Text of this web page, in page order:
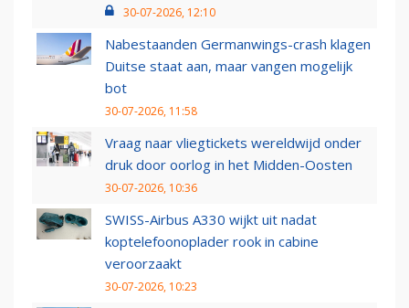
30-07-2026, 12:10
Nabestaanden Germanwings-crash klagen
Duitse staat aan, maar vangen mogelijk
bot
30-07-2026, 11:58
Vraag naar vliegtickets wereldwijd onder
druk door oorlog in het Midden-Oosten
30-07-2026, 10:36
SWISS-Airbus A330 wijkt uit nadat
koptelefoonoplader rook in cabine
veroorzaakt
30-07-2026, 10:23